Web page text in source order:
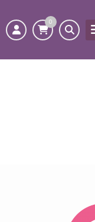
0